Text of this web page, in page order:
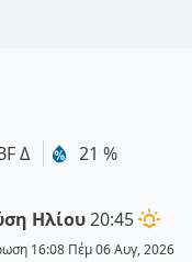
Δ 21 %
Ηλίου20:45
16:08 Πέμ 06 Αυγ, 2026